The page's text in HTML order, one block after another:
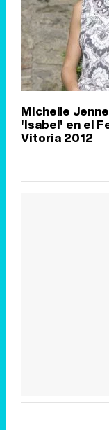
Michelle
'Isabel' en el
Vitoria 2012